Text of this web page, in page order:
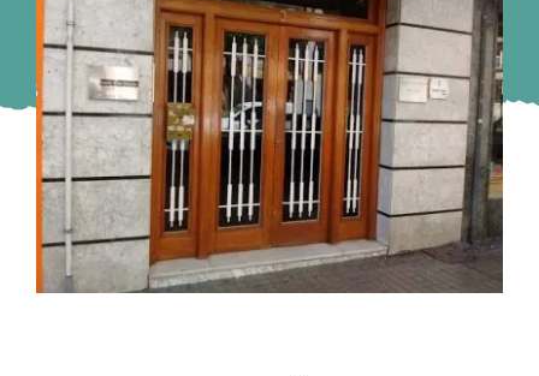
Murcia
Gijón
Vigo
Córdoba
Todas las CCAA